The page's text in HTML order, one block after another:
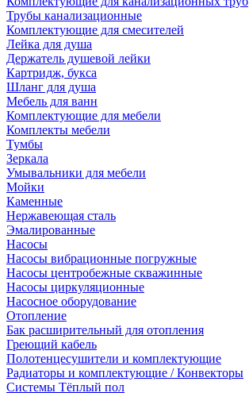
Трубы канализационные
Комплектующие для смесителей
Лейка для душа
Держатель душевой лейки
Картридж, букса
Шланг для душа
Мебель для ванн
Комплектующие для мебели
Комплекты мебели
Тумбы
Зеркала
Умывальники для мебели
Мойки
Каменные
Нержавеющая сталь
Эмалированные
Насосы
Насосы вибрационные погружные
Насосы центробежные скважинные
Насосы циркуляционные
Насосное оборудование
Отопление
Бак расширительный для отопления
Греющий кабель
Полотенцесушители и комплектующие
Радиаторы и комплектующие / Конвекторы
Системы Тёплый пол